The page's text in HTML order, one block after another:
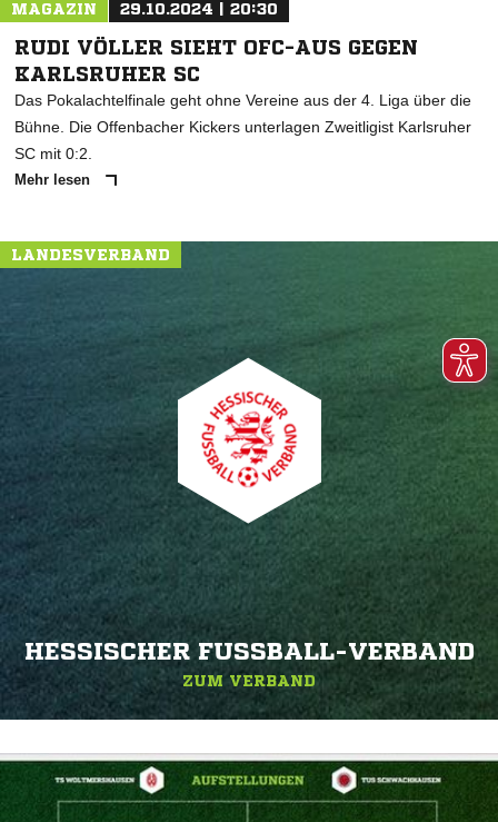
MAGAZIN 29.10.2024 | 20:30
RUDI VÖLLER SIEHT OFC-AUS GEGEN
KARLSRUHER SC
Das Pokalachtelfinale geht ohne Vereine aus der 4. Liga über die
Bühne. Die Offenbacher Kickers unterlagen Zweitligist Karlsruher
SC mit 0:2.
Mehr lesen
LANDESVERBAND
HESSISCHER FUSSBALL-VERBAND
ZUM VERBAND